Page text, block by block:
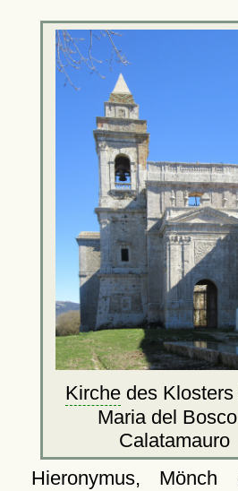
Kirchedes Klosters
Maria del
Calatamauro
Hieronymus,